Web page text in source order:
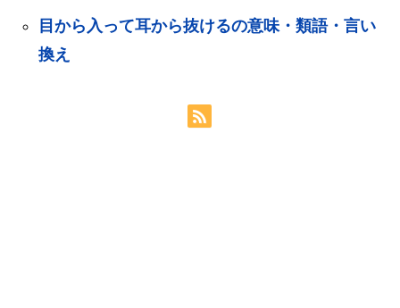
目から入って耳から抜けるの意味・類語・言い
換え